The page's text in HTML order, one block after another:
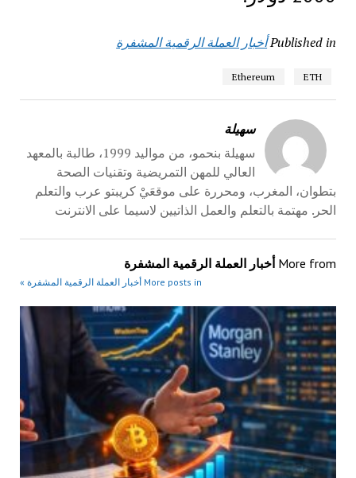
Published inأخبار العملة الرقمية المشفرة
ETH
Ethereum
سهيلة
سهيلة بنحمو، من مواليد 1999، طالبة بالمعهد
العالي للمهن التمريضية وتقنيات الصحة
بتطوان، المغرب، ومحررة على موقعَيْ كريبتو عرب والتعلم
الحر. مهتمة بالتعلم والعمل الذاتيين لاسيما على الانترنت
More from أخبار العملة الرقمية المشفرة
More posts in أخبار العملة الرقمية المشفرة »